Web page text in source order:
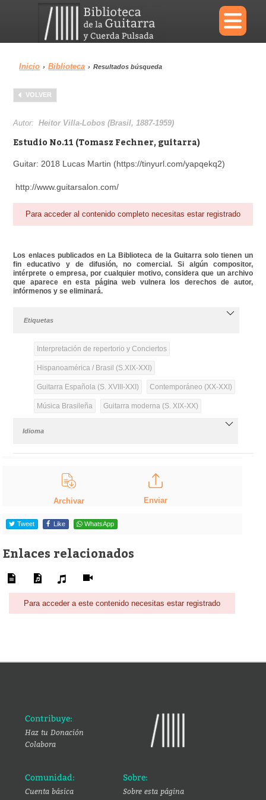
×
Menu
Biblioteca Diccionario
Área personal
Inicio › Biblioteca › Resultados búsqueda
VOLVER
Autor:Heitor Villa-Lobos (Brasil, 1887-1959)
Estudio No.11 (Tomasz Fechner, guitarra)
Guitar: 2018 Lucas Martin (https://tinyurl.com/yapqekq2)
http://www.guitarsalon.com/
Para acceder al contenido completo necesitas estar registrado
Los enlaces publicados en La Biblioteca de la Guitarra solo tienen un
fin educativo y de difusión, no comercial. Si algún compositor,
intérprete o empresa, por cualquier motivo, considera que un archivo
que aparece en esta página web vulnera los derechos de autor,
infórmenos y se eliminará.
Etiquetas
Interpretación de repertorio y Conciertos
Hispanoamérica / Brasil (S.XIX-XXI)
Guitarra Española (S. XVIII-XXI) Contemporáneo (XX-XXI)
Música Brasileña Guitarra moderna (S. XIX-XX)
Idioma
Archivar Enviar
Tweet Like WhatsApp
Enlaces relacionados
Para acceder a este contenido necesitas estar registrado
Contribuye:
Haz tu Donación
Colabora
Comunidad:
Cuenta básica
Sobre:
Sobre esta página